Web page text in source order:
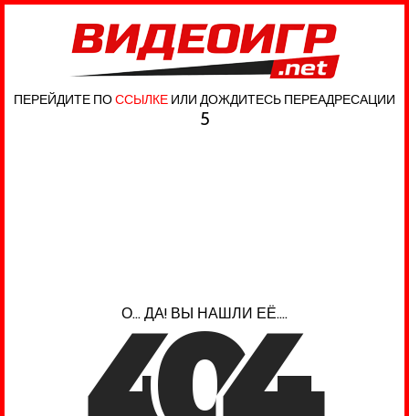
О... ДА! ВЫ НАШЛИ ЕЁ....
ПЕРЕЙДИТЕ ПОССЫЛКЕ ИЛИ ДОЖДИТЕСЬ ПЕРЕАДРЕСАЦИИ
5